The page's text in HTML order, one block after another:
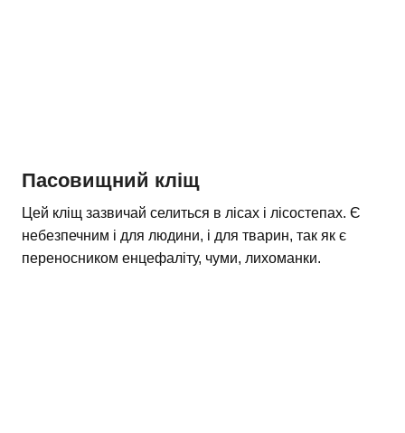
Пасовищний кліщ
Цей кліщ зазвичай селиться в лісах і лісостепах. Є
небезпечним і для людини, і для тварин, так як є
переносником енцефаліту, чуми, лихоманки.